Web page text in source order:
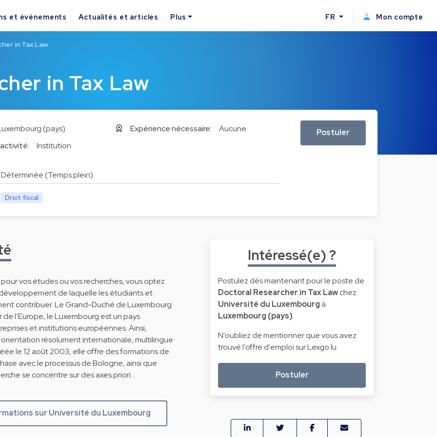
et événements Actualités et articles Plus FR Mon compte
in Tax Law
in Tax Law
(pays) Expérience nécessaire:
Aucune
Institution
Déterminée (Temps plein)
Droit fiscal
Postuler
vos études ou vos recherches, vous optez
de laquelle les étudiants et
contribuer. Le Grand-Duché de Luxembourg
l’Europe, le Luxembourg est un pays
et institutions européennes. Ainsi,
résolument internationale, multilingue
le 12 août 2003, elle offre des formations de
avec le processus de Bologne, ainsi que
se concentre sur des axes priori…
sur Université du Luxembourg
Intéressé(e) ?
Postulez dès maintenant pour le poste de
Doctoral Researcher in Tax Lawchez
Université du Luxembourg à
Luxembourg (pays).
N'oubliez de mentionner que vous avez
trouvé l'offre d'emploi sur Lexgo.lu.
Postuler